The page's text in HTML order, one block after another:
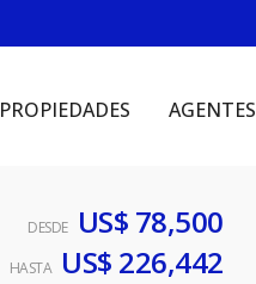
PROPIEDADES AGENTES
DESDE US$ 78,500
HASTA US$ 226,442